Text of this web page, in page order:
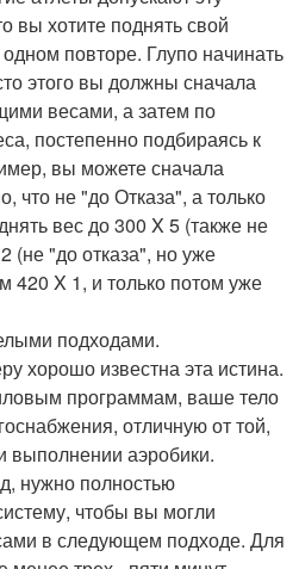
вы хотите поднять свой
повторе. Глупо начинать
этого вы должны сначала
весами, а затем по
постепенно подбираясь к
вы можете сначала
что не "до Отказа", а только
вес до 300 X 5 (также не
(не "до отказа", но уже
420 X 1, и только потом уже
подходами.
хорошо известна эта истина.
программам, ваше тело
отличную от той,
выполнении аэробики.
нужно полностью
чтобы вы могли
в следующем подходе. Для